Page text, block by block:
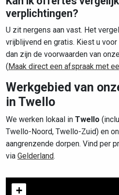
verplichtingen?
U zit nergens aan vast. Het
vrijblijvend en gratis. Kiest u
dan zijn de voorwaarden van
(Maak direct een afspraak met
Werkgebied van
in Twello
We werken lokaal in Twello
Twello-Noord, Twello-Zuid) en
aangrenzende dorpen. Vind per
via Gelderland.
+